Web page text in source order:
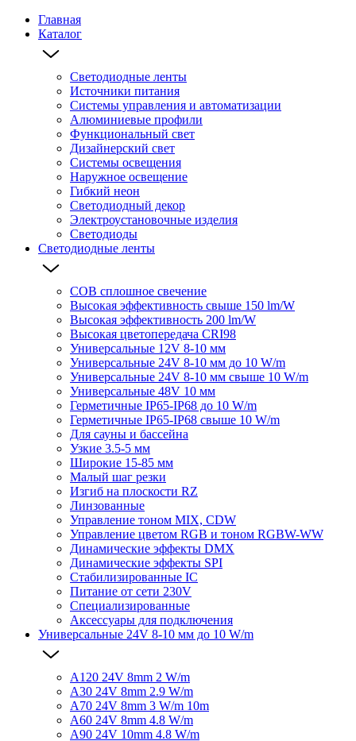
Главная
Каталог
Светодиодные ленты
Источники питания
Системы управления и автоматизации
Алюминиевые профили
Функциональный свет
Дизайнерский свет
Системы освещения
Наружное освещение
Гибкий неон
Светодиодный декор
Электроустановочные изделия
Светодиоды
Светодиодные ленты
COB сплошное свечение
Высокая эффективность свыше 150 lm/W
Высокая эффективность 200 lm/W
Высокая цветопередача CRI98
Универсальные 12V 8-10 мм
Универсальные 24V 8-10 мм до 10 W/m
Универсальные 24V 8-10 мм свыше 10 W/m
Универсальные 48V 10 мм
Герметичные IP65-IP68 до 10 W/m
Герметичные IP65-IP68 свыше 10 W/m
Для сауны и бассейна
Узкие 3.5-5 мм
Широкие 15-85 мм
Малый шаг резки
Изгиб на плоскости RZ
Линзованные
Управление тоном MIX, CDW
Управление цветом RGB и тоном RGBW-WW
Динамические эффекты DMX
Динамические эффекты SPI
Стабилизированные IC
Питание от сети 230V
Специализированные
Аксессуары для подключения
Универсальные 24V 8-10 мм до 10 W/m
A120 24V 8mm 2 W/m
A30 24V 8mm 2.9 W/m
A70 24V 8mm 3 W/m 10m
A60 24V 8mm 4.8 W/m
A90 24V 10mm 4.8 W/m